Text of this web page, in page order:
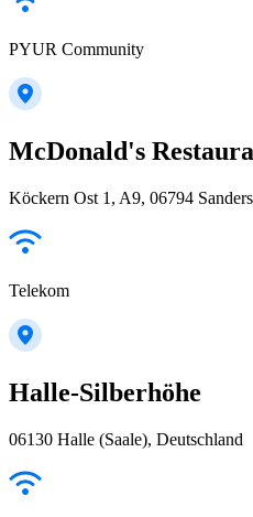
PYUR Community
McDonald's
Köckern Ost 1, A9, 06794
Telekom
Halle-Silberhöhe
06130 Halle (Saale), Deutschland